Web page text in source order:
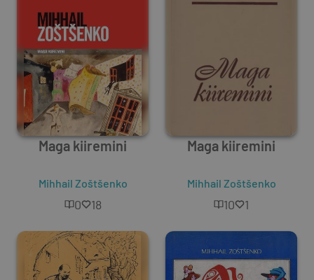
Maga kiiremini
Mihhail Zoštšenko
0 18
Maga kiiremini
Mihhail Zoštšenko
10 1